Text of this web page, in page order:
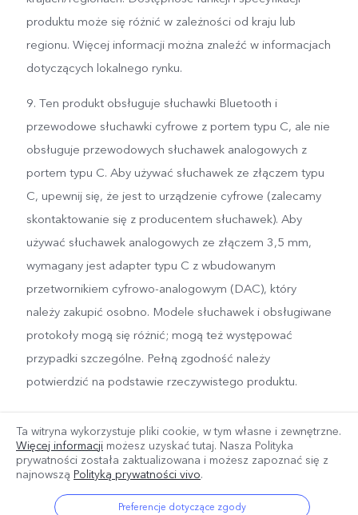
produktu może się różnić w zależności od kraju lub
regionu. Więcej informacji można znaleźć w informacjach
dotyczących lokalnego rynku.
9. Ten produkt obsługuje słuchawki Bluetooth i
przewodowe słuchawki cyfrowe z portem typu C, ale nie
obsługuje przewodowych słuchawek analogowych z
portem typu C. Aby używać słuchawek ze złączem typu
C, upewnij się, że jest to urządzenie cyfrowe (zalecamy
skontaktowanie się z producentem słuchawek). Aby
używać słuchawek analogowych ze złączem 3,5 mm,
wymagany jest adapter typu C z wbudowanym
przetwornikiem cyfrowo-analogowym (DAC), który
należy zakupić osobno. Modele słuchawek i obsługiwane
protokoły mogą się różnić; mogą też występować
przypadki szczególne. Pełną zgodność należy
potwierdzić na podstawie rzeczywistego produktu.
Ta witryna wykorzystuje pliki cookie, w tym własne i zewnętrzne.
Więcej informacji możesz uzyskać tutaj. Nasza Polityka
prywatności została zaktualizowana i możesz zapoznać się z
najnowszą Polityką prywatności vivo.
Preferencje dotyczące zgody